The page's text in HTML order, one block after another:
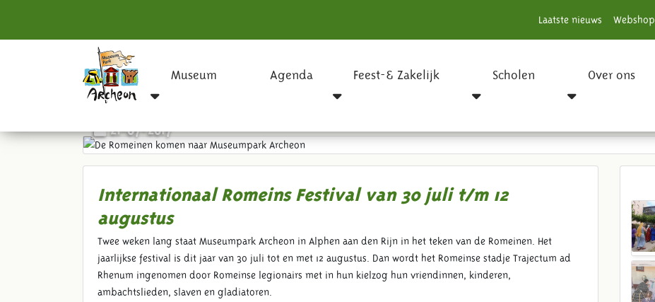
Laatste nieuws Webshop
Museum Agenda Feest-& Zakelijk Scholen Over ons
De Romeinen komen naar Museumpark Archeon
Internationaal Romeins Festival van 30 juli t/m 12
augustus
Twee weken lang staat Museumpark Archeon in Alphen aan den Rijn in het teken van de Romeinen. Het
jaarlijkse festival is dit jaar van 30 juli tot en met 12 augustus. Dan wordt het Romeinse stadje Trajectum ad
Rhenum ingenomen door Romeinse legionairs met in hun kielzog hun vriendinnen, kinderen,
ambachtslieden, slaven en gladiatoren.